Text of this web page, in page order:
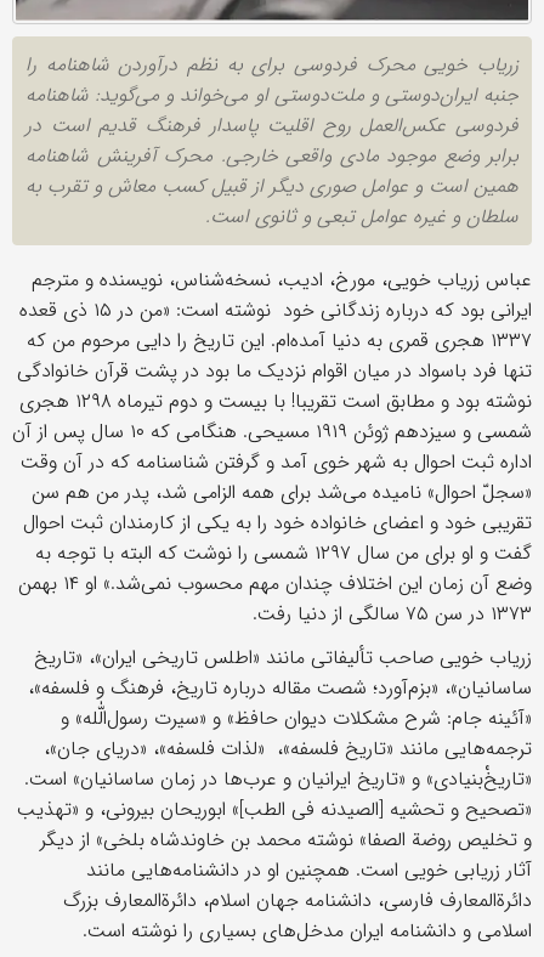
زریاب خویی محرک فردوسی برای به نظم درآوردن شاهنامه را
جنبه ایران‌دوستی و ملت‌دوستی او می‌خواند و می‌گوید: شاهنامه
فردوسی عکس‌العمل روح اقلیت پاسدار فرهنگ قدیم است در
برابر وضع موجود مادی واقعی خارجی. محرک آفرینش شاهنامه
همین است و عوامل صوری دیگر از قبیل کسب معاش و تقرب به
سلطان و غیره عوامل تبعی و ثانوی است.
عباس زریاب خویی، مورخ، ادیب، نسخه‌شناس، نویسنده و مترجم
ایرانی بود که درباره زندگانی خود نوشته‌ است: «من در ۱۵ ذی قعده
۱۳۳۷ هجری قمری به دنیا آمده‌ام. این تاریخ را دایی مرحوم من که
تنها فرد باسواد در میان اقوام نزدیک ما بود در پشت قرآن خانوادگی
نوشته بود و مطابق است تقریبا! با بیست و دوم تیرماه ۱۲۹۸ هجری
شمسی و سیزدهم ژوئن ۱۹۱۹ مسیحی. هنگامی که ۱۰ سال پس از آن
اداره ثبت احوال به شهر خوی آمد و گرفتن شناسنامه که در آن وقت
«سجلّ احوال» نامیده می‌شد برای همه الزامی شد، پدر من هم سن
تقریبی خود و اعضای خانواده خود را به یکی از کارمندان ثبت احوال
گفت و او برای من سال ۱۲۹۷ شمسی را نوشت که البته با توجه به
وضع آن زمان این اختلاف چندان مهم محسوب نمی‌شد.» او ۱۴ بهمن
۱۳۷۳ در سن ۷۵ سالگی از دنیا رفت.
زریاب خویی صاحب تألیفاتی مانند «اطلس تاریخی ایران»، «تاریخ
ساسانیان»، «بزم‌آورد؛ شصت مقاله درباره تاریخ، فرهنگ و فلسفه»،
«آئینه جام: شرح مشکلات دیوان حافظ» و «سیرت رسول‌الّٰله» و
ترجمه‌هایی مانند «تاریخ فلسفه»، «لذات فلسفه»، «دریای جان»،
«تاریخْ‌بنیادی» و «تاریخ ایرانیان و عرب‌ها در زمان ساسانیان» است.
«تصحیح و تحشیه [الصیدنه فی الطب]» ابوریحان بیرونی، و «تهذیب
و تخلیص روضة الصفا» نوشته محمد بن خاوندشاه بلخی» از دیگر
آثار زریابی خویی است. همچنین او در دانشنامه‌هایی مانند
دائرةالمعارف فارسی، دانشنامه جهان اسلام، دائرةالمعارف بزرگ
اسلامی و دانشنامه ایران مدخل‌های بسیاری را نوشته‌ است.